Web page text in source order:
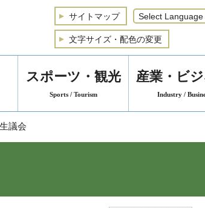
サイトマップ
文字サイズ・配色の変更
スポーツ・観光
Sports / Tourism
産業・ビ
Industry /
議会